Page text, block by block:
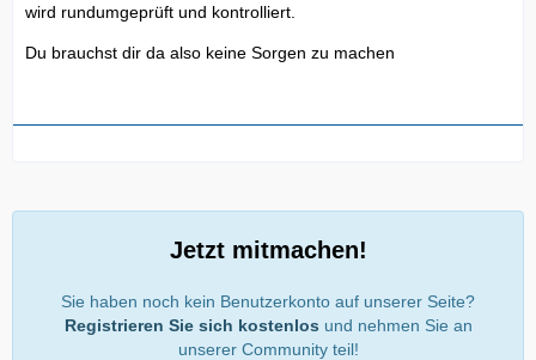
wird rundumgeprüft und kontrolliert.
Du brauchst dir da also keine Sorgen zu machen
Jetzt mitmachen!
Sie haben noch kein Benutzerkonto auf unserer Seite?
Registrieren Sie sich kostenlos und nehmen Sie an
unserer Community teil!